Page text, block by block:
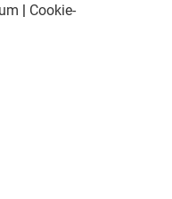
| Cookie-